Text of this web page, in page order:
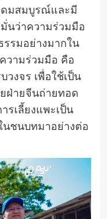
ดมสมบูรณ์และมี
นว่าความร่วมมือ
รรมอย่างมากใน
วามร่วมมือ คือ
งจร เพื่อใช้เป็น
ฝ่ายจีนถ่ายทอด
รเลี้ยงแพะเป็น
นชนบทมาอย่างต่อ